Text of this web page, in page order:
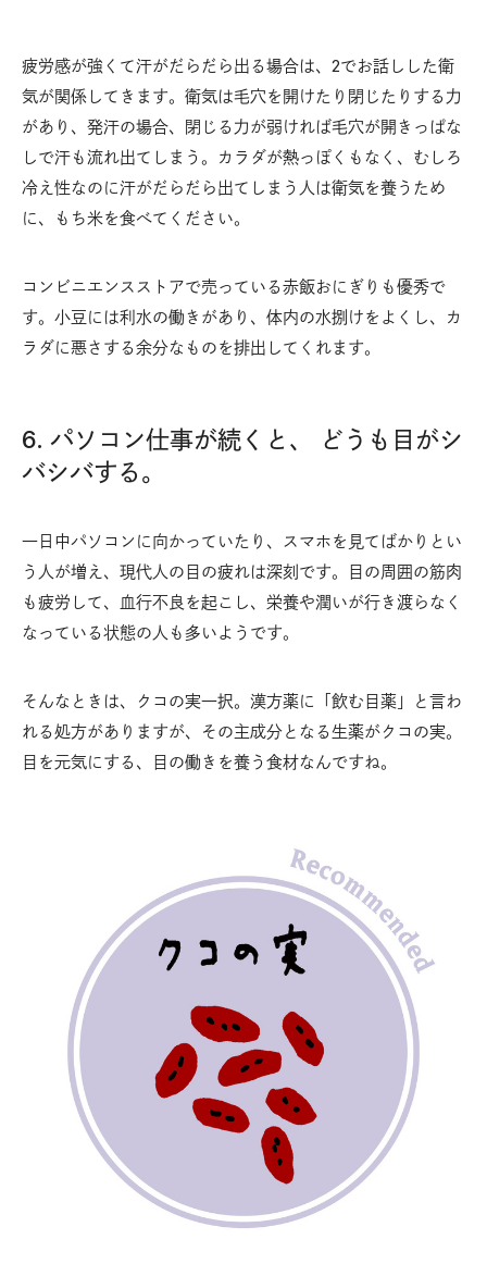
疲労感が強くて汗がだらだら出る場合は、2でお話しした衛
気が関係してきます。衛気は毛穴を開けたり閉じたりする力
があり、発汗の場合、閉じる力が弱ければ毛穴が開きっぱな
しで汗も流れ出てしまう。カラダが熱っぽくもなく、むしろ
冷え性なのに汗がだらだら出てしまう人は衛気を養うため
に、もち米を食べてください。
コンビニエンスストアで売っている赤飯おにぎりも優秀で
す。小豆には利水の働きがあり、体内の水捌けをよくし、カ
ラダに悪さする余分なものを排出してくれます。
6. パソコン仕事が続くと、 どうも目がシ
バシバする。
一日中パソコンに向かっていたり、スマホを見てばかりとい
う人が増え、現代人の目の疲れは深刻です。目の周囲の筋肉
も疲労して、血行不良を起こし、栄養や潤いが行き渡らなく
なっている状態の人も多いようです。
そんなときは、クコの実一択。漢方薬に「飲む目薬」と言わ
れる処方がありますが、その主成分となる生薬がクコの実。
目を元気にする、目の働きを養う食材なんですね。